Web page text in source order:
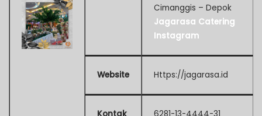
Cimanggis – Depok
Jagarasa Catering
Instagram
Website Https://jagarasa.id
Kontak 6281-13-4444-31